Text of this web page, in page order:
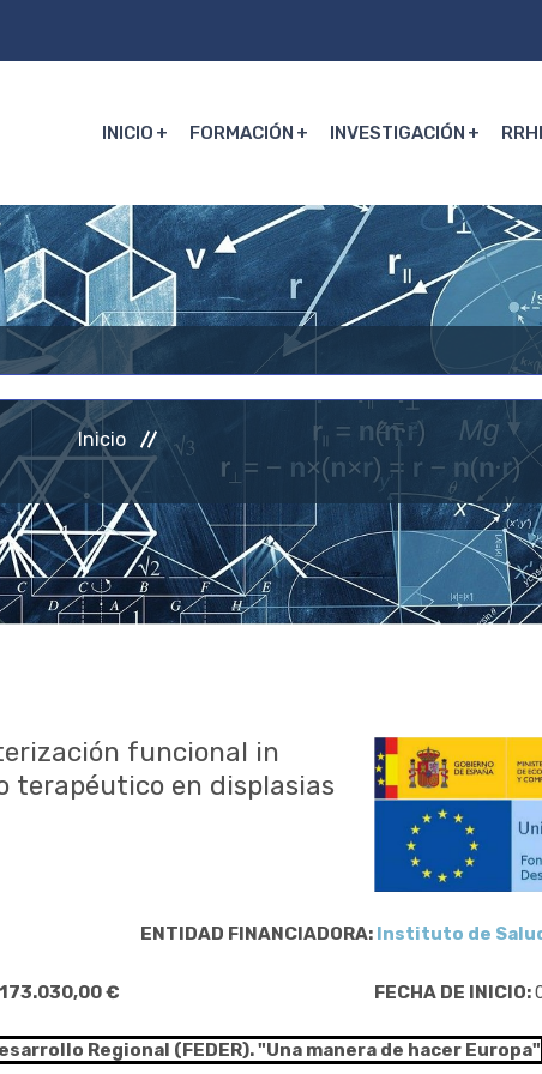
INICIO FORMACIÓN INVESTIGACIÓN
Inicio
funcional in
terapéutico en displasias
ENTIDAD FINANCIADORA: Instituto de
173.030,00 € FECHA DE INICIO:
Regional (FEDER). "Una manera de hacer Europa"